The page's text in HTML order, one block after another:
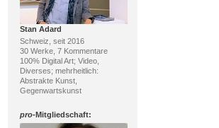
Stan Adard
Schweiz, seit 2016
30 Werke, 7 Kommentare
100% Digital Art; Video,
Diverses; mehrheitlich:
Abstrakte Kunst,
Gegenwartskunst
pro-Mitgliedschaft: